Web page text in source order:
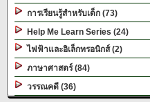
การเรียนรู้สำหรับเด็ก (73)
Help Me Learn Series (24)
ไฟฟ้าและอิเล็กทรอนิกส์ (2)
ภาษาศาสตร์ (84)
วรรณคดี (36)